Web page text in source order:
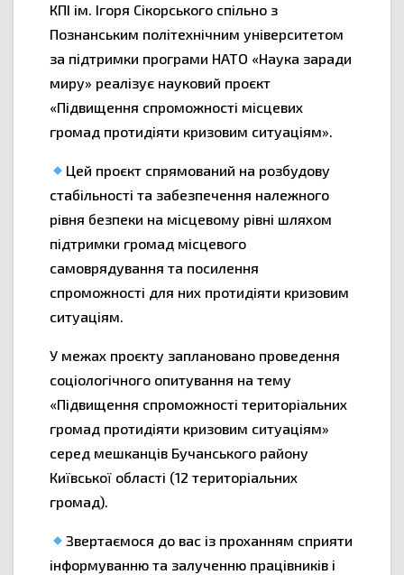
КПІ ім. Ігоря Сікорського спільно з
Познанським політехнічним університетом
за підтримки програми НАТО «Наука заради
миру» реалізує науковий проєкт
«Підвищення спроможності місцевих
громад протидіяти кризовим ситуаціям».
Цей проєкт спрямований на розбудову
стабільності та забезпечення належного
рівня безпеки на місцевому рівні шляхом
підтримки громад місцевого
самоврядування та посилення
спроможності для них протидіяти кризовим
ситуаціям.
У межах проєкту заплановано проведення
соціологічного опитування на тему
«Підвищення спроможності територіальних
громад протидіяти кризовим ситуаціям»
серед мешканців Бучанського району
Київської області (12 територіальних
громад).
Звертаємося до вас із проханням сприяти
інформуванню та залученню працівників і